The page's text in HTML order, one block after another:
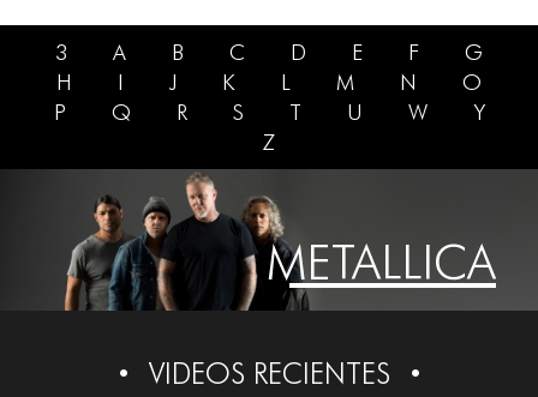
3 A B C D E F
G
H
I J K L M N
O
P
Q R S T U W
Y
Z
METALLICA
VIDEOS RECIENTES